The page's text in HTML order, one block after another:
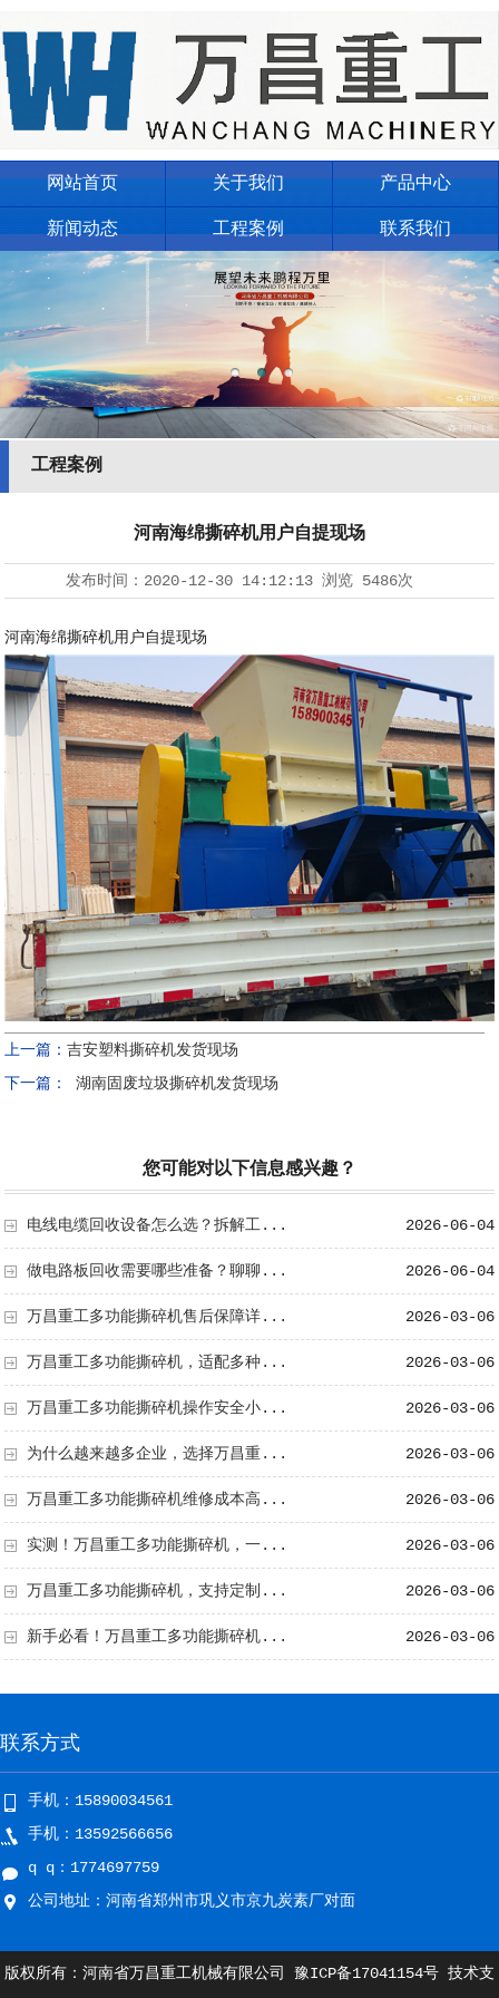
网站首页 关于我们 产品中心
新闻动态 工程案例 联系我们
工程案例
河南海绵撕碎机用户自提现场
发布时间： 2020-12-30 14:12:13浏览 5486次
河南海绵撕碎机用户自提现场
上一篇：吉安塑料撕碎机发货现场
下一篇：
湖南固废垃圾撕碎机发货现场
您可能对以下信息感兴趣？
2026-06-04
电线电缆回收设备怎么选？拆解工...
2026-06-04
做电路板回收需要哪些准备？聊聊...
2026-03-06
万昌重工多功能撕碎机售后保障详...
2026-03-06
万昌重工多功能撕碎机，适配多种...
2026-03-06
万昌重工多功能撕碎机操作安全小...
2026-03-06
为什么越来越多企业，选择万昌重...
2026-03-06
万昌重工多功能撕碎机维修成本高...
2026-03-06
实测！万昌重工多功能撕碎机，一...
2026-03-06
万昌重工多功能撕碎机，支持定制...
2026-03-06
新手必看！万昌重工多功能撕碎机...
联系方式
手机：15890034561
手机：13592566656
q q：1774697759
公司地址：河南省郑州市巩义市京九炭素厂对面
版权所有：河南省万昌重工机械有限公司 豫ICP备17041154号 技术支